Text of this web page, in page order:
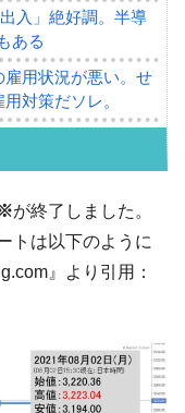
入」絶好調。半導
ある
用状況が悪い。せ
対策だソレ。
か。選管がサーバ
」
有量を増やしま
はないのか？
が終了しました。
トは以下のように
』より引用：